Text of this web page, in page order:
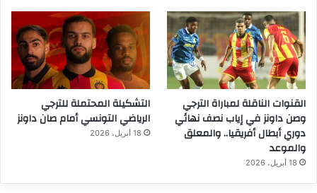
القنوات الناقلة لمباراة الترجي
وصن داونز في إياب نصف نهائي
دوري أبطال أفريقيا.. والمعلق
والموعد
18 أبريل، 2026
التشكيلة المحتملة للترجي
الرياضي التونسي أمام صان داونز
18 أبريل، 2026